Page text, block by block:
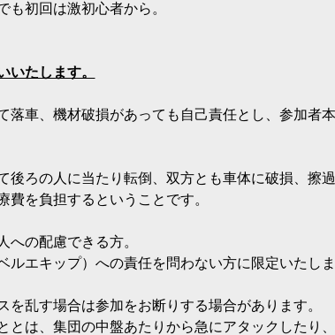
も初回は激初心者から。
いたします。
落車、機材破損があっても自己責任とし、参加者
後ろの人に当たり転倒、双方とも車体に破損、擦
費を負担するということです。
への配慮できる方。
ルエキップ）への責任を問わない方に限定いたしま
を乱す場合は参加をお断りする場合があります。
とは、集団の中盤あたりから急にアタックしたり